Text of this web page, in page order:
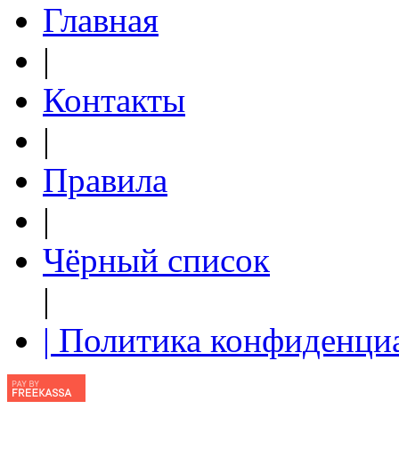
Главная
|
Контакты
|
Правила
|
Чёрный список
|
| Политика